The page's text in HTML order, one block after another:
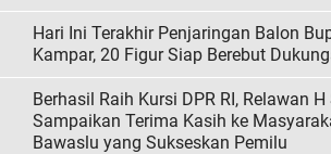
Hari Ini Terakhir Penjaringan Balon
Kampar, 20 Figur Siap Berebut
Berhasil Raih Kursi DPR RI, Relawan
Sampaikan Terima Kasih ke
Bawaslu yang Sukseskan Pemilu